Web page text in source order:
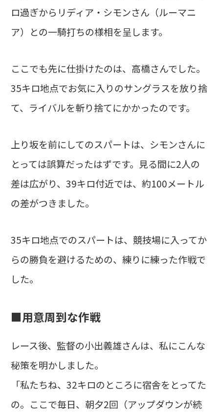
ロ過ぎからリディア・シモンさん（ルーマニ
ア）との一騎打ちの様相を呈します。
ここでも先に仕掛けたのは、高橋さんでした。
35キロ地点でお気に入りのサングラスを放り捨
て、ライバルを斬り捨てにかかったのです。
上り坂を前にしてのスパートは、シモンさんに
とっては誤算だったはずです。見る間に2人の
差は広がり、39キロ付近では、約100メートル
の差がつきました。
35キロ地点でのスパートは、競技場に入ってか
らの勝負を避けるための、練りに練った作戦で
した。
■用意周到な作戦
レース後、監督の小出義雄さんは、私にこんな
秘策を明かしました。
「私たちね、32キロのところに宿舎をとってた
の。ここで毎日、朝夕2回（アップダウンが続